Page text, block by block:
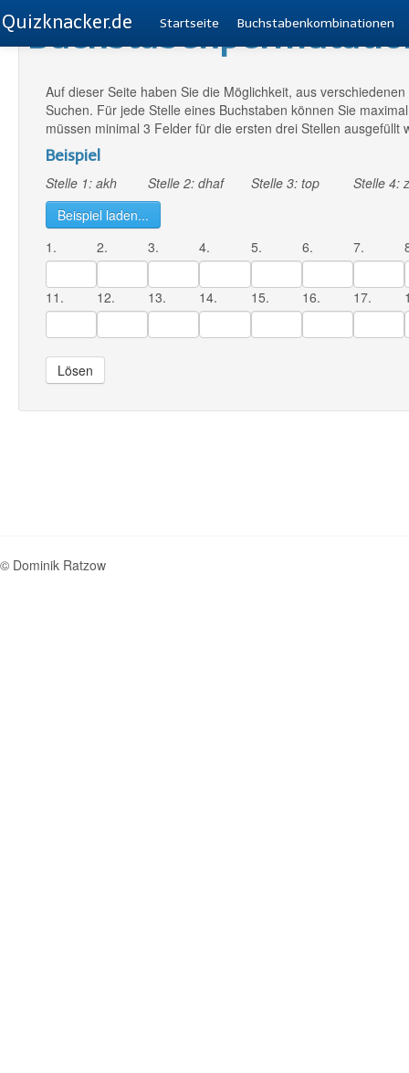
Quizknacker.de Startseite Buchstabenkombinationen
Auf dieser Seite haben Sie die Möglichkeit, aus
Suchen. Für jede Stelle eines Buchstaben können Sie
müssen minimal 3 Felder für die ersten drei Stellen ausgefüllt
Beispiel
Stelle 1: akh Stelle 2: dhaf Stelle 3: top
Stelle 4:
Beispiel laden...
1.
2. 3. 4. 5. 6. 7.
11. 12. 13. 14. 15. 16. 17.
Lösen
© Dominik Ratzow